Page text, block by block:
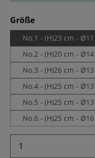
Größeauswählen
No.1 - (H)23 cm -
No.2 - (H)20 cm -
No.3 - (H)26 cm -
No.4 - (H)25 cm -
No.5 - (H)25 cm -
No.6 - (H)25 cm -
Produkt